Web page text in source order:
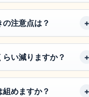
注意点は？
い減りますか？
めますか？